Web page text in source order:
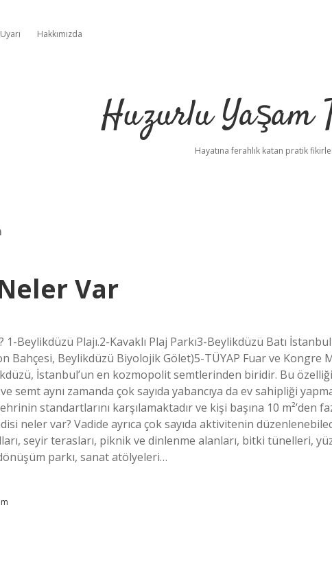
Hakkımızda
Huzurlu Yaşam
Hayatına ferahlık katan pratik
Var
Beylikdüzü Plajı.2-Kavaklı Plaj Parkı3-Beylikdüzü Batı
Bahçesi, Beylikdüzü Biyolojik Gölet)5-TÜYAP Fuar ve Kongre
İstanbul’un en kozmopolit semtlerinden biridir. Bu
semt aynı zamanda çok sayıda yabancıya da ev sahipliği
standartlarını karşılamaktadır ve kişi başına 10 m²’den
neler var? Vadide ayrıca çok sayıda aktivitenin
seyir terasları, piknik ve dinlenme alanları, bitki tünelleri,
parkı, sanat atölyeleri…